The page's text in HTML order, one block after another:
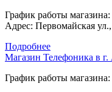
График работы
Адрес: Первомайская
Подробнее
Магазин Телефоника в г.
График работы